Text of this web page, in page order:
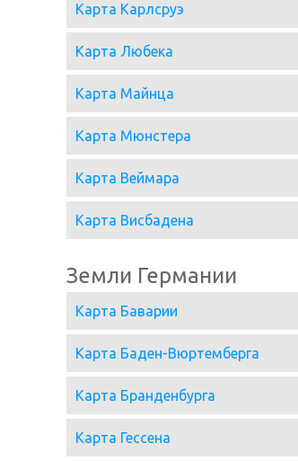
Карта Карлсруэ
Карта Любека
Карта Майнца
Карта Мюнстера
Карта Веймара
Карта Висбадена
Земли Германии
Карта Баварии
Карта Баден-Вюртемберга
Карта Бранденбурга
Карта Гессена